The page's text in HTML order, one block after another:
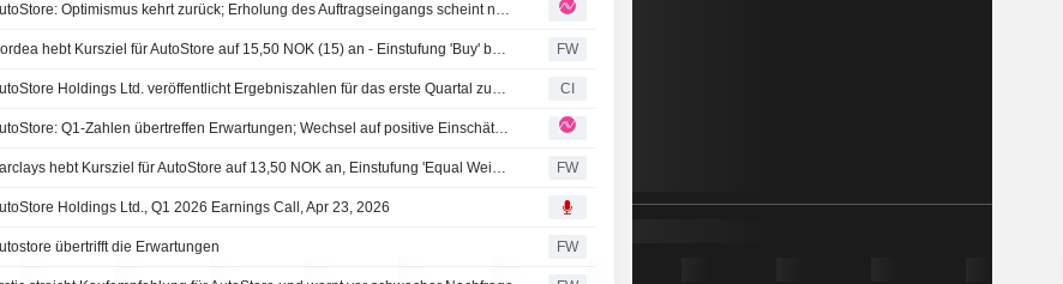
AutoStore: Optimismus kehrt zurück; Erholung des Auftragseingangs scheint nachhaltig
Nordea hebt Kursziel für AutoStore auf 15,50 NOK (15) an - Einstufung 'Buy' bestätigt FW
AutoStore Holdings Ltd. veröffentlicht Ergebniszahlen für das erste Quartal zum 31. März 2026 CI
AutoStore: Q1-Zahlen übertreffen Erwartungen; Wechsel auf positive Einschätzung
Barclays hebt Kursziel für AutoStore auf 13,50 NOK an, Einstufung 'Equal Weight' bestätigt - BN FW
Holdings Ltd., Q1 2026 Earnings Call, Apr 23, 2026
übertrifft die Erwartungen FW